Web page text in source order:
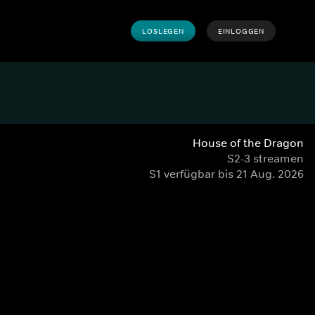
LOSLEGEN EINLOGGEN
House of the Dragon
S2-3 streamen
S1 verfügbar bis 21 Aug. 2026